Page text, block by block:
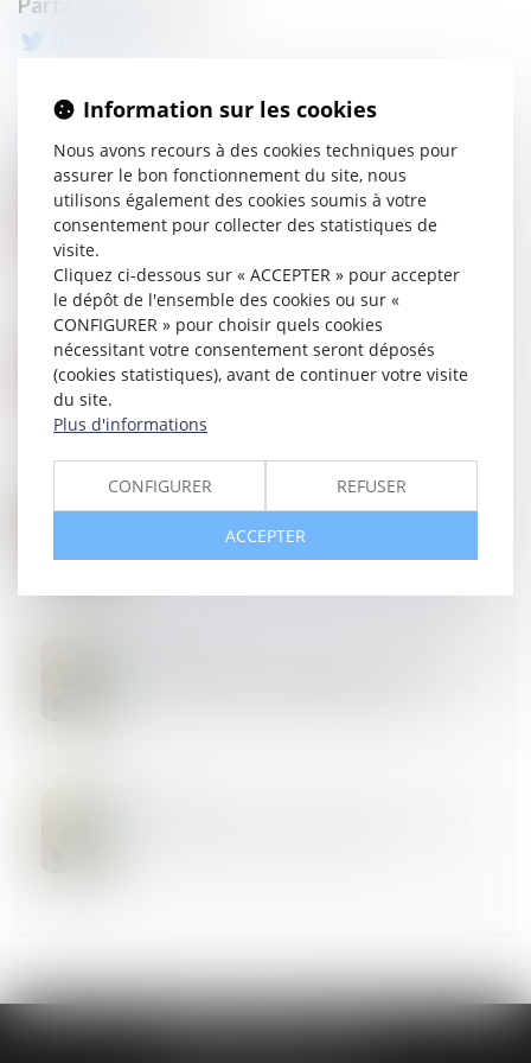
Droit de préférence et confusion des qualités de
preneur et de bailleur
20
Suspension de la clause résolutoire et obligation du
preneur
AOÛT
Cumul d’indemnités pour réparer le dommage
causé par l’expropriation à un locataire commercial
30JUIL.
PYRÉNÉES AVOCATS
Information sur les cookies
Nous avons recours à des cookies techniques pour
assurer le bon fonctionnement du site, nous
utilisons également des cookies soumis à votre
consentement pour collecter des statistiques de
visite.
Cliquez ci-dessous sur « ACCEPTER » pour accepter
le dépôt de l'ensemble des cookies ou sur «
CONFIGURER » pour choisir quels cookies
nécessitant votre consentement seront déposés
(cookies statistiques), avant de continuer votre visite
du site.
Plus d'informations
CONFIGURER REFUSER
ACCEPTER